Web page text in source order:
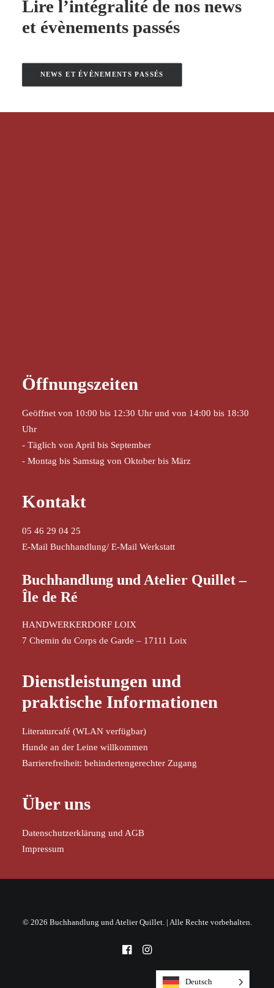
Lire l’intégralité de nos news
et évènements passés
NEWS ET ÉVÈNEMENTS PASSÉS
Öffnungszeiten
Geöffnet von 10:00 bis 12:30 Uhr und von 14:00 bis 18:30
Uhr
- Täglich von April bis September
- Montag bis Samstag von Oktober bis März
Kontakt
05 46 29 04 25
E-Mail Buchhandlung/ E-Mail Werkstatt
Buchhandlung und Atelier Quillet –
Île de Ré
HANDWERKERDORF LOIX
7 Chemin du Corps de Garde – 17111 Loix
Dienstleistungen und
praktische Informationen
Literaturcafé (WLAN verfügbar)
Hunde an der Leine willkommen
Barrierefreiheit: behindertengerechter Zugang
Über uns
Datenschutzerklärung und AGB
Impressum
© 2026 Buchhandlung und Atelier Quillet. | Alle Rechte vorbehalten.
Deutsch